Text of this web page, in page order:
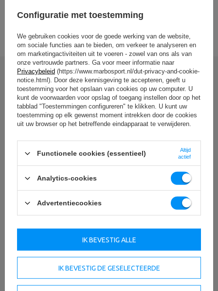
Oppervlakteafwerking Poeder coating
Entiteit verantwoordelijk voor dit product in de EU
Fabrikant
MARBO Ulikowski
Spółka Komandytowa
Adres:Boczna 41
Postcode:27-200
Stad:
Starachowice
Land:Poland
Je e-mailadres:
BEKIJK ALLE PARAMETERS
Schrijf uw mening
Uw beoordeling:
5/5
Voeg uw eigen productafbeelding toe:
Uw naam
Uw e-mail
Configuratie met toestemming
We gebruiken cookies voor de goede werking van de website,
om sociale functies aan te bieden, om verkeer te analyseren en
om marketingactiviteiten uit te voeren - zowel van ons als van
onze vertrouwde partners. Ga voor meer informatie naar
Privacybeleid (https://www.marbosport.nl/dut-privacy-and-cookie-
notice.html). Door deze kennisgeving te accepteren, geeft u
toestemming voor het opslaan van cookies op uw computer. U
kunt de voorwaarden voor opslag of toegang instellen door op het
tabblad "Toestemmingen configureren" te klikken. U kunt uw
toestemming op elk gewenst moment intrekken door de cookies
uit uw browser op het betreffende eindapparaat te verwijderen.
Functionele cookies (essentieel)
Altijd
actief
Analytics-cookies
Advertentiecookies
IK BEVESTIG DE GESELECTEERDE
IK BEVESTIG ALLE